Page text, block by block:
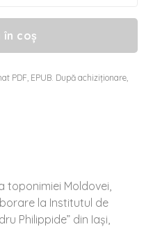
în coș
PDF, EPUB. După achiziționare,
toponimiei Moldovei,
la Institutul de
Philippide” din Iași,